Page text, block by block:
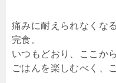
痛みに耐えられなくな
完食。
いつもどおり、ここか
ごはんを楽しむべく、